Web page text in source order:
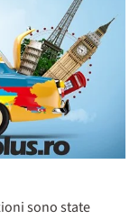
sono state